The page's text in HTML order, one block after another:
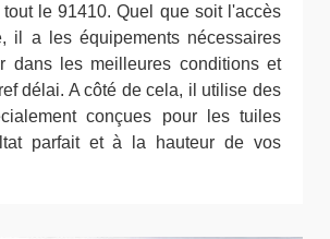
le 91410. Quel que soit l'accès
il a les équipements nécessaires
dans les meilleures conditions et
délai. A côté de cela, il utilise des
conçues pour les tuiles
parfait et à la hauteur de vos